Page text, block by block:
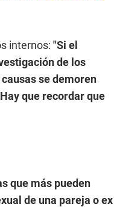
internos: "Si el
de los
se demoren
que recordar que
que más pueden
de una pareja o ex